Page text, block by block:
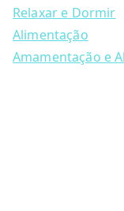
chosen
on
the
Relaxar e Dormir
Alimentação
Amamentação e